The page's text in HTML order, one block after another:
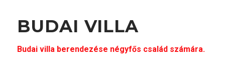
BUDAI VILLA
Budai villa berendezése négyfős család számára.